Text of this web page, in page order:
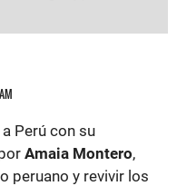
Perú con su
Amaia Montero,
peruano y revivir los